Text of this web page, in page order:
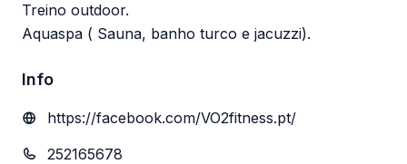
Treino outdoor.
Aquaspa ( Sauna, banho turco e jacuzzi).
Info
https://facebook.com/VO2fitness.pt/
252165678